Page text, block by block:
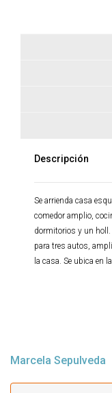
Descripción
Se arrienda casa
comedor amplio,
dormitorios y un
para tres autos,
la casa. Se ubica en
Marcela Sepulveda